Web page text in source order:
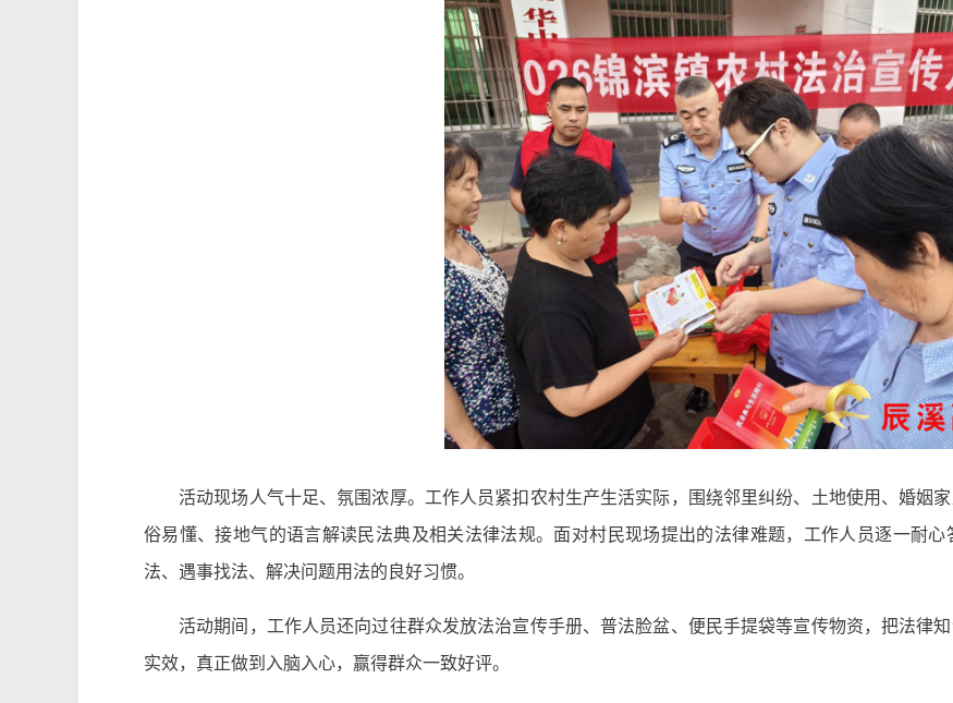
活动现场人气十足、氛围浓厚。工作人员紧扣农村生产生活实际，围绕邻里纠纷、土地使用、婚姻
俗易懂、接地气的语言解读民法典及相关法律法规。面对村民现场提出的法律难题，工作人员逐一耐
法、遇事找法、解决问题用法的良好习惯。
活动期间，工作人员还向过往群众发放法治宣传手册、普法脸盆、便民手提袋等宣传物资，把法律
实效，真正做到入脑入心，赢得群众一致好评。